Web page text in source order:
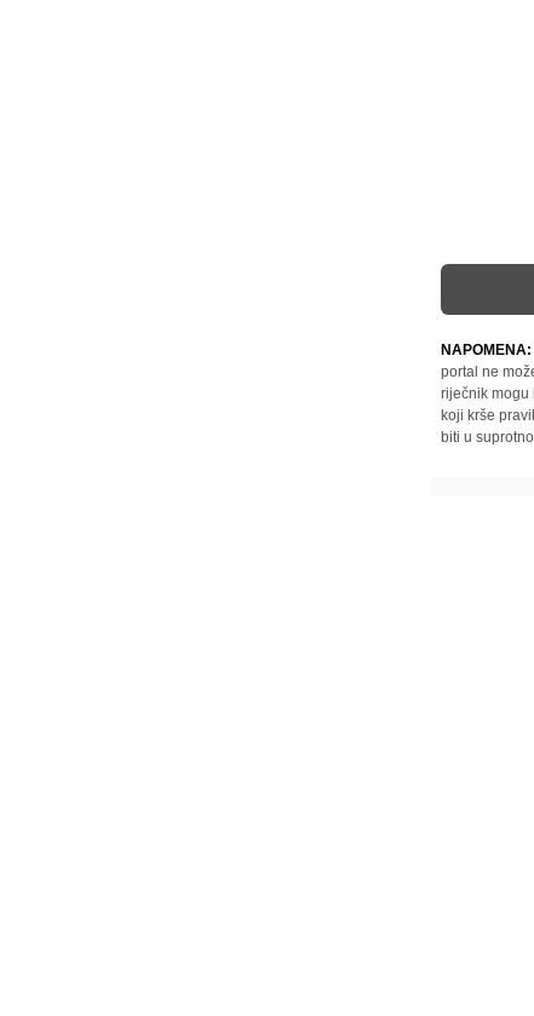
NAPOMENA:
portal ne
riječnik mogu
koji krše
biti u